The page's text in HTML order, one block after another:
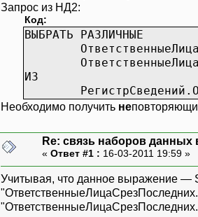
Запрос из НД2:
Код:
ВЫБРАТЬ РАЗЛИЧНЫЕ
ИЗ
Необходимо получить не
Re: связь наборов данных
« Ответ #1 : 16-03-2011 19:59 »
Учитывая, что данное выражение —